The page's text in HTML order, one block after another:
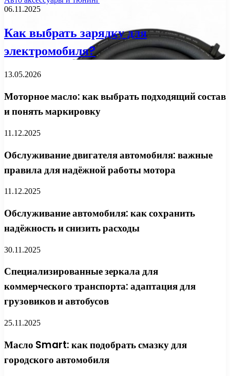
06.11.2025
Как выбрать зарядку для
электромобиля?
13.05.2026
Моторное масло: как выбрать подходящий состав
и понять маркировку
11.12.2025
Обслуживание двигателя автомобиля: важные
правила для надёжной работы мотора
11.12.2025
Обслуживание автомобиля: как сохранить
надёжность и снизить расходы
30.11.2025
Специализированные зеркала для
коммерческого транспорта: адаптация для
грузовиков и автобусов
25.11.2025
Масло Smart: как подобрать смазку для
городского автомобиля